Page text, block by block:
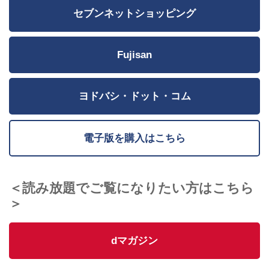
セブンネットショッピング
Fujisan
ヨドバシ・ドット・コム
電子版を購入はこちら
＜読み放題でご覧になりたい方はこちら
＞
dマガジン